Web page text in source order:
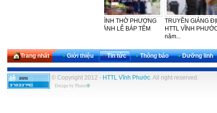
CẢM TẠ – SINH NHẬT LẦN THỨ
42 CỦA BAN PHỤ NỮ HTTL
Trang nhất • Giới thiệu • Tin tức • Thông báo • Dưỡng linh
© Copyright 2012 - HTTL Vĩnh Phước. All right reserved.
Design by Phuoc®